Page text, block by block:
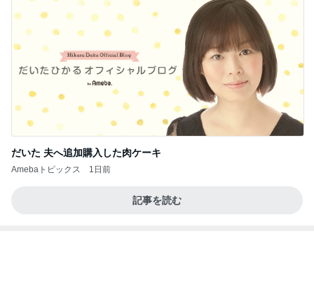
だいた 夫へ追加購入した肉ケーキ
Amebaトピックス 1日前
記事を読む